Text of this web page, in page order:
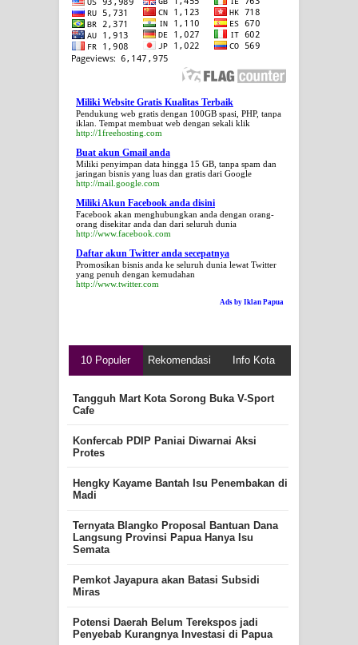
Miliki Website Gratis Kualitas Terbaik
Pendukung web gratis dengan 100GB spasi, PHP, tanpa
iklan. Tempat membuat web dengan sekali klik
http://1freehosting.com
Buat akun Gmail anda
Miliki penyimpan data hingga 15 GB, tanpa spam dan
jaringan bisnis yang luas dan gratis dari Google
http://mail.google.com
Miliki Akun Facebook anda disini
Facebook akan menghubungkan anda dengan orang-
orang disekitar anda dan dari seluruh dunia
http://www.facebook.com
Daftar akun Twitter anda secepatnya
Promosikan bisnis anda ke seluruh dunia lewat Twitter
yang penuh dengan kemudahan
http://www.twitter.com
Ads by Iklan Papua
10 Populer Rekomendasi Info Kota
Tangguh Mart Kota Sorong Buka V-Sport
Cafe
Konfercab PDIP Paniai Diwarnai Aksi
Protes
Hengky Kayame Bantah Isu Penembakan di
Madi
Ternyata Blangko Proposal Bantuan Dana
Langsung Provinsi Papua Hanya Isu
Semata
Pemkot Jayapura akan Batasi Subsidi
Miras
Potensi Daerah Belum Terekspos jadi
Penyebab Kurangnya Investasi di Papua